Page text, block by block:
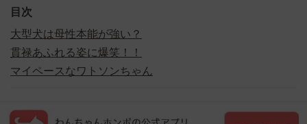
目次
大型犬は母性本能が強い？
貫禄あふれる姿に爆笑！！
マイペースなワトソンちゃん